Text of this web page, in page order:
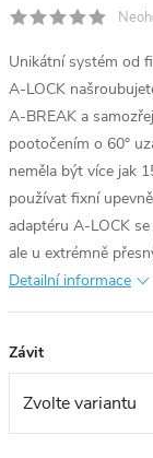
Unikátní systém od
A-LOCK
A-BREAK a
pootočením o 60°
neměla být více jak
používat fixní
adaptéru A-LOCK
ale u extrémně
Detailní informace
Závit